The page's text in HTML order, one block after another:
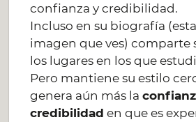
confianza y credibilidad.
Incluso en su biografía
imagen que ves) comparte
los lugares en los que
Pero mantiene su estilo
genera aún más la
credibilidad en que es